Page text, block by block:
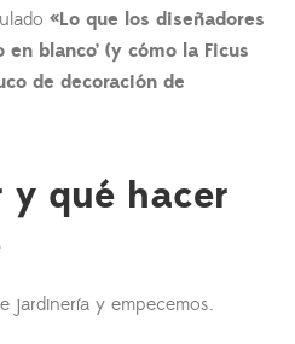
«Lo que los diseñadores
blanco’ (y cómo la Ficus
de decoración de
y qué hacer
jardinería y empecemos.